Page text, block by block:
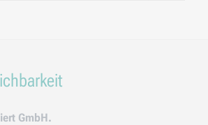
GmbH.